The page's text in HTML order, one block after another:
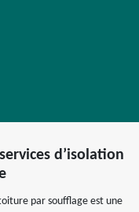
d’isolation
par soufflage est une